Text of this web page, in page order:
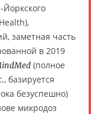
заметная часть
в 2019
(полное
, базируется
безуспешно)
микродоз